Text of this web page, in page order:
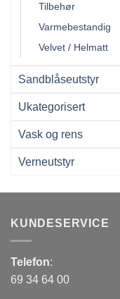
Tilbehør
Varmebestandig
Velvet / Helmatt
Sandblåseutstyr
Ukategorisert
Vask og rens
Verneutstyr
KUNDESERVICE
Telefon:
69 34 64 00